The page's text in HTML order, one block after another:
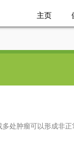
主页
处肿瘤可以形成非